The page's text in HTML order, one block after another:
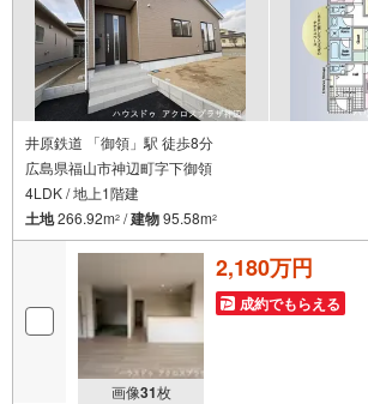
井原鉄道 「御領」駅 徒歩8分
広島県福山市神辺町字下御領
4LDK / 地上1階建
土地266.92m2 /建物95.58m2
画像31枚
2,180万円
成約でもらえる